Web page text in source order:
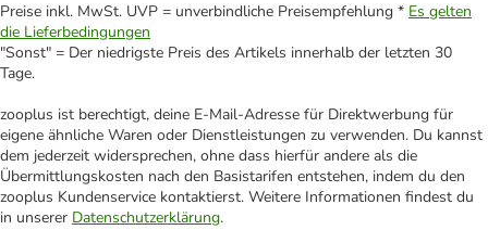
Preise inkl. MwSt. UVP = unverbindliche Preisempfehlung * Es gelten
die Lieferbedingungen
"Sonst" = Der niedrigste Preis des Artikels innerhalb der letzten 30
Tage.
zooplus ist berechtigt, deine E-Mail-Adresse für Direktwerbung für
eigene ähnliche Waren oder Dienstleistungen zu verwenden. Du kannst
dem jederzeit widersprechen, ohne dass hierfür andere als die
Übermittlungskosten nach den Basistarifen entstehen, indem du den
zooplus Kundenservice kontaktierst. Weitere Informationen findest du
in unserer Datenschutzerklärung.